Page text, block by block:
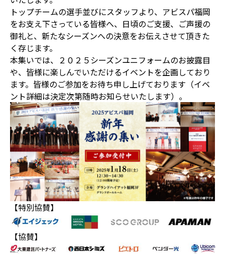
トップチームの選手並びにスタッフより、アビスパ福岡
をお支え下さっている皆様へ、日頃のご支援、ご声援の
御礼と、新たなシーズンへの決意をお伝えさせて頂きた
く存じます。
本集いでは、２０２５シーズンユニフォームのお披露目
や、皆様に楽しんでいただけるイベントを企画しており
ます。皆様のご参加をお待ち申し上げております（イベ
ント詳細は決定次第随時お知らせいたします）。
【特別協賛】
【協賛】